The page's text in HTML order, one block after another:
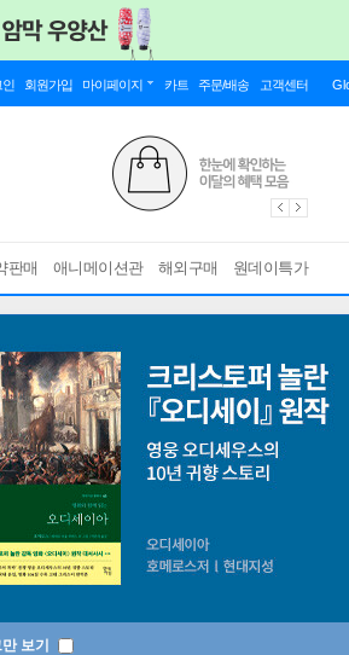
인 회원가입 마이페이지 카트 주문/배송 고객센터
판매 애니메이션관 해외구매 원데이특가
보기
: 블루레이
CHINA
품절